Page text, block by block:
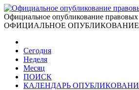
Официальное опубликование правовых
ОФИЦИАЛЬНОЕ ОПУБЛИКОВАНИЕ
Сегодня
Неделя
Месяц
ПОИСК
КАЛЕНДАРЬ